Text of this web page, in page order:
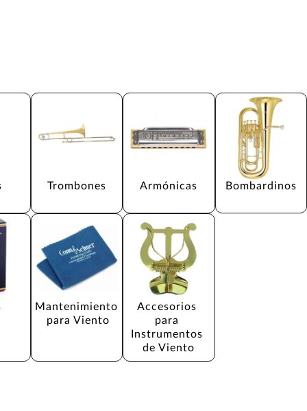
Trombones Armónicas Bombardinos
Mantenimiento
para Viento
Accesorios
para
Instrumentos
de Viento